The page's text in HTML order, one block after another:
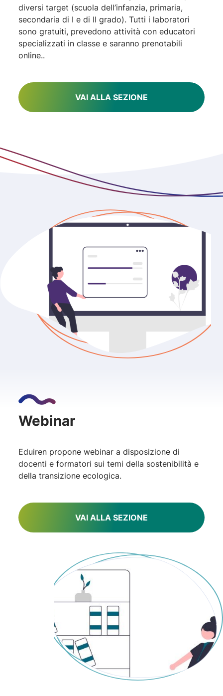
diversi target (scuola dell’infanzia, primaria,
secondaria di I e di II grado). Tutti i laboratori
sono gratuiti, prevedono attività con educatori
specializzati in classe e saranno prenotabili
online..
VAI ALLA SEZIONE
Webinar
Eduiren propone webinar a disposizione di
docenti e formatori sui temi della sostenibilità e
della transizione ecologica.
VAI ALLA SEZIONE